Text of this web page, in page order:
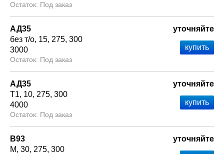
Под заказ
АД35
без т/о 15 275 300
3000
Под заказ
уточняйте
АД35
Т1 10 275 300
4000
Под заказ
уточняйте
В93
М 30 275 300
уточняйте